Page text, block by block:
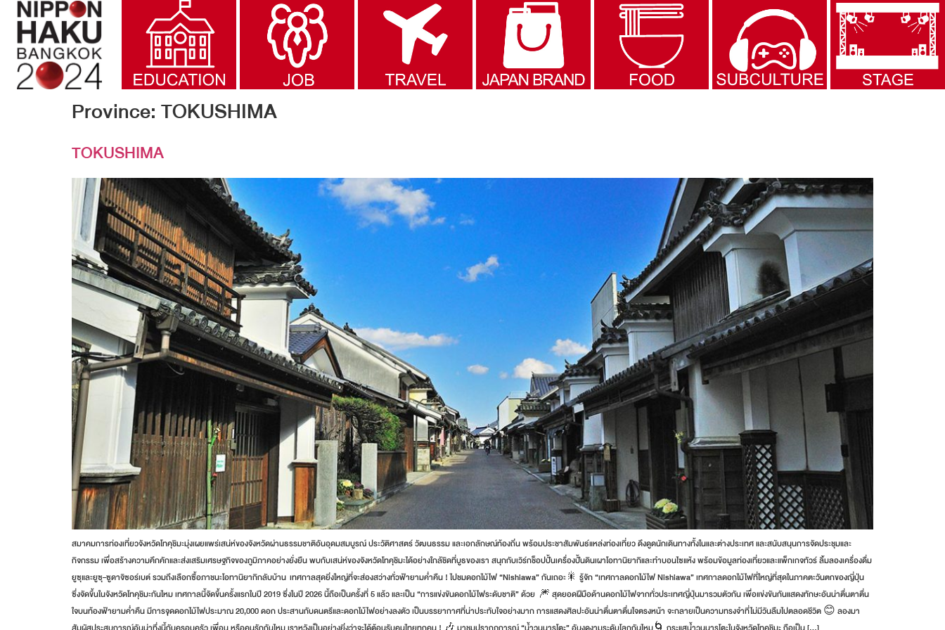
Province:TOKUSHIMA
TOKUSHIMA
สมาคมการท่องเที่ยวจังหวัดโทคุชิมะมุ่งเผยแพร่เสน่ห์ของจังหวัดผ่านธรรมชาติอันอุดมสมบูรณ์ ประวัติศาสตร์ วัฒนธรรม และเอกลักษณ์ท้องถิ่น พร้อมประชาสัมพันธ์แหล่งท่องเที่ยว ดึงดูดนักเดินทางทั้งในและต่างประเทศ และสนับสนุนการจัดประชุมและ
กิจกรรม เพื่อสร้างความคึกคักและส่งเสริมเศรษฐกิจของภูมิภาคอย่างยั่งยืน พบกับเสน่ห์ของจังหวัดโทคุชิมะได้อย่างใกล้ชิดที่บูธของเรา สนุกกับเวิร์กช็อปปั้นเครื่องปั้นดินเผาโอทานิยากิและทำบอนไซแห้ง พร้อมข้อมูลท่องเที่ยวและแพ็กเกจทัวร์ ลิ้มลองเครื่องดื่ม
ยูซุและยูซุ–ซูดาจิซอร์เบต์ รวมถึงเลือกซื้อภาชนะโอทานิยากิกลับบ้าน เทศกาลสุดยิ่งใหญ่ที่จะส่องสว่างทั่วฟ้ายามค่ำคืน ! ไปชมดอกไม้ไฟ “Nishiawa” กันเถอะ🎇 รู้จัก “เทศกาลดอกไม้ไฟ Nishiawa” เทศกาลดอกไม้ไฟที่ใหญ่ที่สุดในภาคตะวันตกของญี่ปุ่น
ซึ่งจัดขึ้นในจังหวัดโทคุชิมะกันไหม เทศกาลนี้จัดขึ้นครั้งแรกในปี 2019 ซึ่งในปี 2026 นี้ถือเป็นครั้งที่ 5 แล้ว และเป็น “การแข่งขันดอกไม้ไฟระดับชาติ” ด้วย 🎆 สุดยอดฝีมือด้านดอกไม้ไฟจากทั่วประเทศญี่ปุ่นมารวมตัวกัน เพื่อแข่งขันกันแสดงทักษะอันน่าตื่นตาตื่น
ใจบนท้องฟ้ายามค่ำคืน มีการจุดดอกไม้ไฟประมาณ 20,000 ดอก ประสานกับดนตรีและดอกไม้ไฟอย่างลงตัว เป็นบรรยากาศที่น่าประทับใจอย่างมาก การแสดงศิลปะอันน่าตื่นตาตื่นใจตรงหน้า จะกลายเป็นความทรงจำที่ไม่มีวันลืมไปตลอดชีวิต 😊 ลองมา